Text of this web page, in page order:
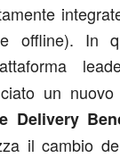
offline). In
un
Delivery
il cambio